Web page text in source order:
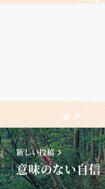
新しい投稿
意味のない自信